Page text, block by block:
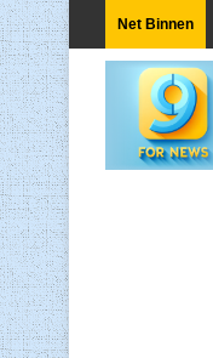
Net Binnen